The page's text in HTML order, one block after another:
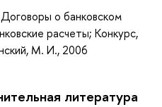
о банковском
расчеты; Конкурс,
М. И., 2006
литература